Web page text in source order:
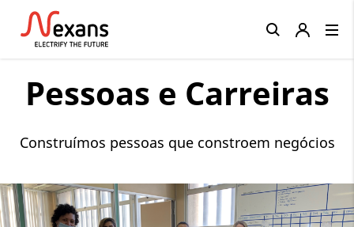
Pessoas e Carreiras
Construímos pessoas que constroem negócios
Close